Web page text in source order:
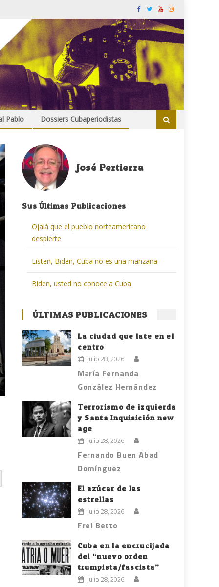
Pablo Dossiers Cubaperiodistas
José Pertierra
Sus Últimas Publicaciones
Ojalá que el pueblo norteamericano
despierte
Listen, Biden, Cuba no es una manzana
Biden, usted no conoce a Cuba
ÚLTIMAS PUBLICACIONES
La ciudad que late en el
centro
julio 28, 2026
María Fernanda
González Hernández
Terrorismo de izquierda
y Santa Inquisición new
age
julio 28, 2026
Fernando Buen Abad
Domínguez
El azúcar de las
estrellas
julio 28, 2026
Frei Betto
Cuba en la encrucijada
del “nuevo orden
trumpista/fascista”
julio 28, 2026